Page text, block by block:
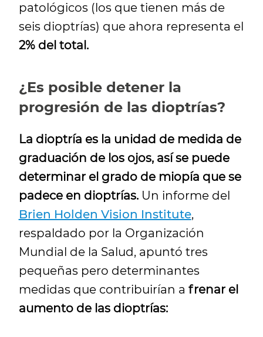
patológicos (los que tienen más de
seis dioptrías) que ahora representa el
2% del total.
¿Es posible detener la
progresión de las dioptrías?
La dioptría es la unidad de medida de
graduación de los ojos, así se puede
determinar el grado de miopía que se
padece en dioptrías. Un informe del
Brien Holden Vision Institute,
respaldado por la Organización
Mundial de la Salud, apuntó tres
pequeñas pero determinantes
medidas que contribuirían a frenar el
aumento de las dioptrías: